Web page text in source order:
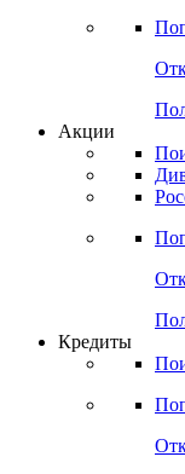
Акции
Кредиты